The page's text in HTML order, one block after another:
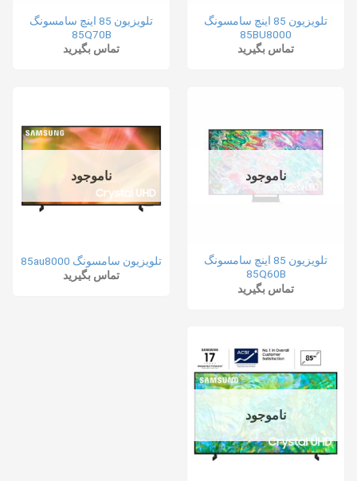
تلویزیون 85 اینچ سامسونگ
85BU8000
تماس بگیرید
تلویزیون 85 اینچ سامسونگ
85Q70B
تماس بگیرید
ناموجود
تلویزیون 85 اینچ سامسونگ
85Q60B
تماس بگیرید
ناموجود
تلویزیون سامسونگ 85au8000
تماس بگیرید
ناموجود